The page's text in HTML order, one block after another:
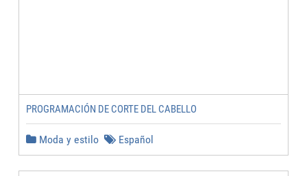
PROGRAMACIÓN DE CORTE DEL CABELLO
Moda y estilo Español